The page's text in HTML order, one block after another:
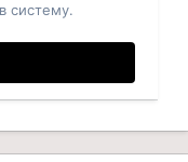
систему.